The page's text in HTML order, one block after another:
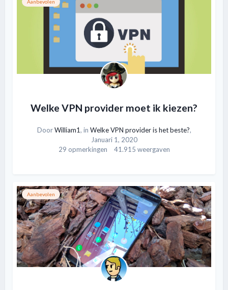
Aanbevolen
Welke VPN provider moet ik kiezen?
DoorWilliam1, in Welke VPN provider is het beste?,
Januari 1, 2020
29 opmerkingen
41.915 weergaven
Aanbevolen